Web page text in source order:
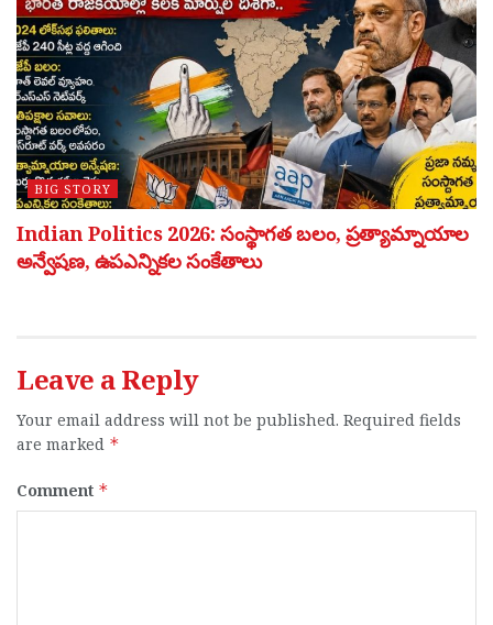
BIG STORY
Indian Politics 2026: సంస్థాగత బలం, ప్రత్యామ్నాయాల
అన్వేషణ, ఉపఎన్నికల సంకేతాలు
Leave a Reply
Your email address will not be published. Required fields
are marked *
Comment *